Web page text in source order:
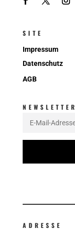
SITE
Impressum
Datenschutz
AGB
NEWSLETTER
ADRESSE